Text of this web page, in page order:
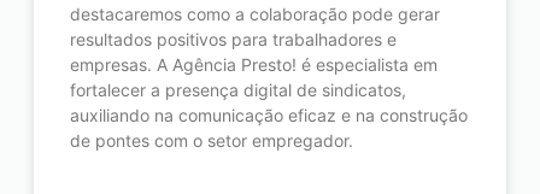
destacaremos como a colaboração pode gerar
resultados positivos para trabalhadores e
empresas. A Agência Presto! é especialista em
fortalecer a presença digital de sindicatos,
auxiliando na comunicação eficaz e na construção
de pontes com o setor empregador.